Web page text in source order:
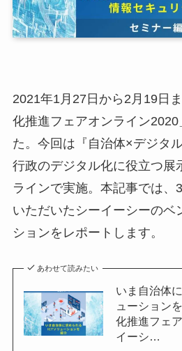
2021年1月27日から2月19日
化推進フェアオンライン2020
た。今回は『自治体×デジタ
行政のデジタル化に役立つ展
ラインで実施。本記事では、
いただいたシーイーシーのベ
ションをレポートします。
あわせて読みたい
いま自治体
ューション
化推進フェ
イーシ…